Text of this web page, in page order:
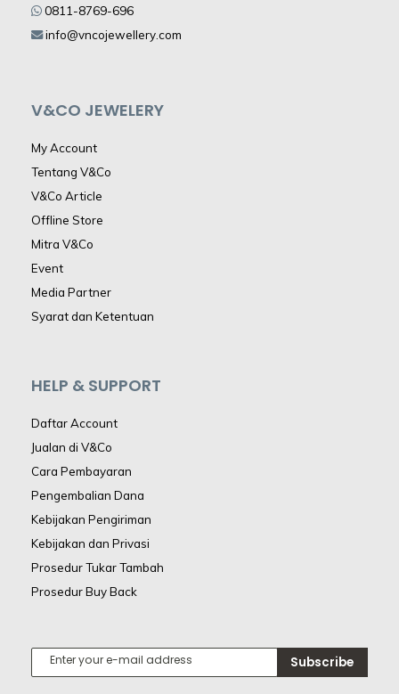
V&CO JEWELERY
My Account
Tentang V&Co
V&Co Article
Offline Store
Mitra V&Co
Event
Media Partner
Syarat dan Ketentuan
HELP & SUPPORT
Daftar Account
Jualan di V&Co
Cara Pembayaran
Pengembalian Dana
Kebijakan Pengiriman
Kebijakan dan Privasi
Prosedur Tukar Tambah
Prosedur Buy Back
0811-8769-696
info@vncojewellery.com
Subscribe